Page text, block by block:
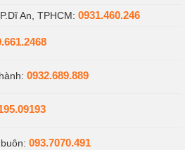
An, TPHCM: 0931.460.246
0932.689.889
093.7070.491